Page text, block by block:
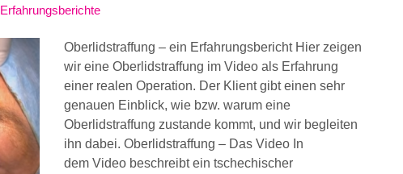
Erfahrungsberichte
Oberlidstraffung – ein Erfahrungsbericht Hier zeigen
wir eine Oberlidstraffung im Video als Erfahrung
einer realen Operation. Der Klient gibt einen sehr
genauen Einblick, wie bzw. warum eine
Oberlidstraffung zustande kommt, und wir begleiten
ihn dabei. Oberlidstraffung – Das Video In
dem Video beschreibt ein tschechischer